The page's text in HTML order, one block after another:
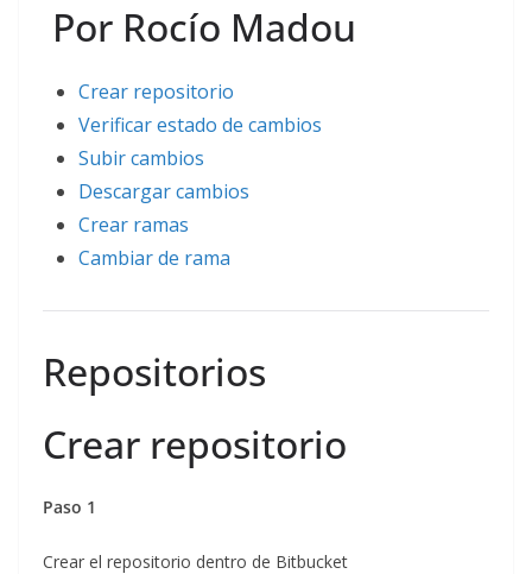
Por Rocío Madou
Crear repositorio
Verificar estado de cambios
Subir cambios
Descargar cambios
Crear ramas
Cambiar de rama
Repositorios
Crear repositorio
Paso 1
Crear el repositorio dentro de Bitbucket